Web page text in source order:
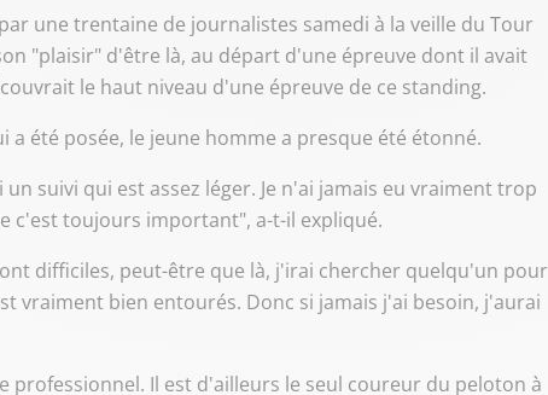
une trentaine de journalistes samedi à la veille du Tour
"plaisir" d'être là, au départ d'une épreuve dont il avait
le haut niveau d'une épreuve de ce standing.
été posée, le jeune homme a presque été étonné.
suivi qui est assez léger. Je n'ai jamais eu vraiment trop
c'est toujours important", a-t-il expliqué.
difficiles, peut-être que là, j'irai chercher quelqu'un pour
vraiment bien entourés. Donc si jamais j'ai besoin, j'aurai
professionnel. Il est d'ailleurs le seul coureur du peloton à